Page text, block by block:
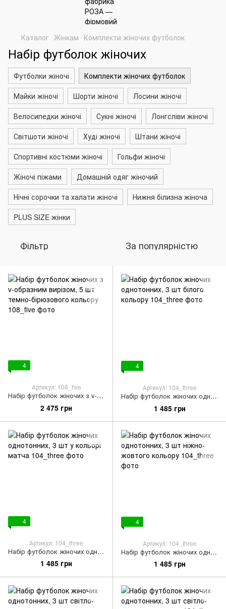
Каталог Жінкам Комплекти жіночих футболок
Набір футболок жіночих
Футболки жіночі
Комплекти жіночих футболок
Майки жіночі
Шорти жіночі
Лосини жіночі
Велосипедки жіночі
Сукні жіночі
Лонгсліви жіночі
Світшоти жіночі
Худі жіночі
Штани жіночі
Спортивні костюми жіночі
Гольфи жіночі
Жіночі піжами
Домашній одяг жіночий
Нічні сорочки та халати жіночі
Нижня білизна жіноча
PLUS SIZE жінки
Фільтр За популярністю
4
Артикул: 108_five
Набір футболок жіночих з v-образним вирізом, 5 шт темно-бірюзового кольору
2 475 грн
4
Артикул: 104_three
Набір футболок жіночих однотонних, 3 шт білого кольору
1 485 грн
4
Артикул: 104_three
Набір футболок жіночих однотонних, 3 шт у кольорі матча
1 485 грн
4
Артикул: 104_three
Набір футболок жіночих однотонних, 3 шт ніжно-жовтого кольору
1 485 грн